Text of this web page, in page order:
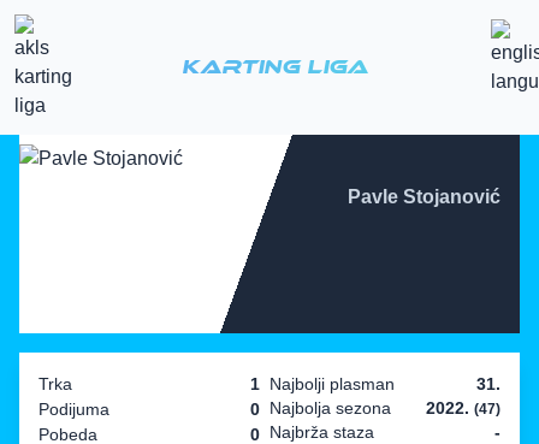
Karting Liga
Pavle Stojanović
Trka
1
Podijuma
0
Pobeda
0
Najbolji plasman
31.
Najbolja sezona
2022. (47)
Najbrža staza
-